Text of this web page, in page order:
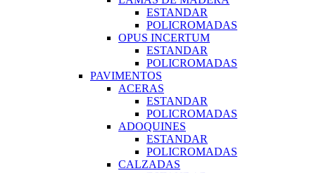
ESTANDAR
POLICROMADAS
OPUS INCERTUM
ESTANDAR
POLICROMADAS
PAVIMENTOS
ACERAS
ESTANDAR
POLICROMADAS
ADOQUINES
ESTANDAR
POLICROMADAS
CALZADAS